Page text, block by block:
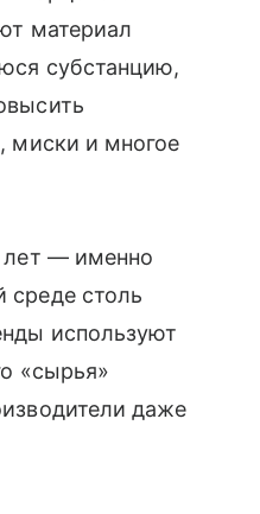
материал
субстанцию,
миски и многое
лет — именно
среде столь
используют
«сырья»
даже